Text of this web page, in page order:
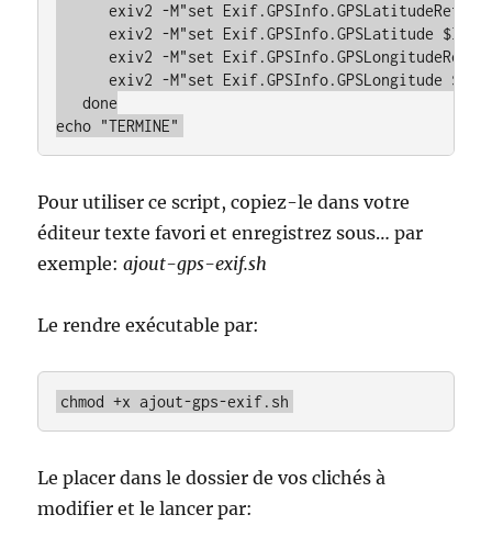
exiv2 -M"set Exif.GPSInfo.GPSLatitudeRef
exiv2 -M"set Exif.GPSInfo.GPSLatitude $lat"
exiv2 -M"set Exif.GPSInfo.GPSLongitudeRef
exiv2 -M"set Exif.GPSInfo.GPSLongitude
   done
echo "TERMINE"
Pour utiliser ce script, copiez-le dans votre
éditeur texte favori et enregistrez sous… par
exemple:ajout-gps-exif.sh
Le rendre exécutable par:
chmod +x ajout-gps-exif.sh
Le placer dans le dossier de vos clichés à
modifier et le lancer par: